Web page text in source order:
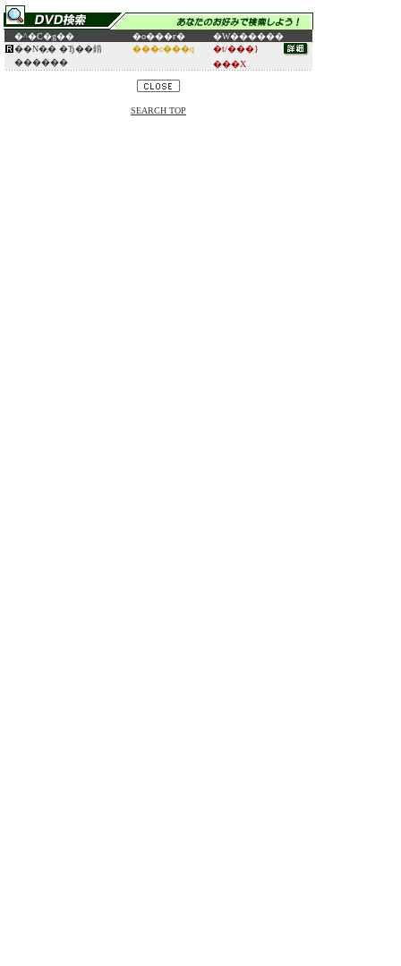
�^�C�g�� �o���ғ�
�W������
��N�̗� �Ђ��錹
������
���c���q
�t/���}
���X
SEARCH TOP